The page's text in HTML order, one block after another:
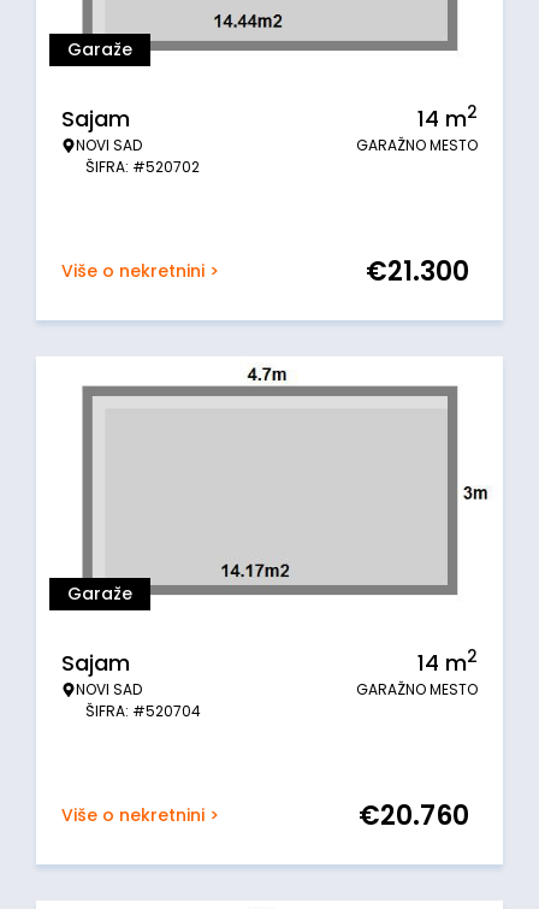
Garaže
Sajam
NOVI SAD
ŠIFRA: #520702
14 m2
GARAŽNO MESTO
Više o nekretnini > €21.300
Garaže
Sajam
NOVI SAD
ŠIFRA: #520704
14 m2
GARAŽNO MESTO
Više o nekretnini > €20.760